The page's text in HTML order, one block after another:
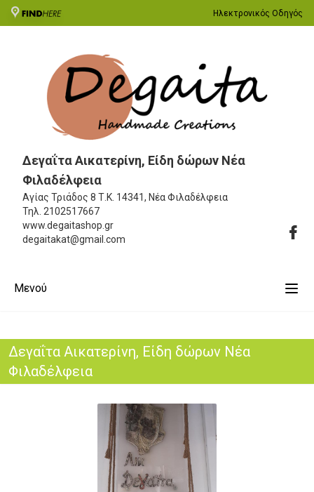
Ηλεκτρονικός Οδηγός
Δεγαΐτα Αικατερίνη, Είδη δώρων Νέα
Φιλαδέλφεια
Αγίας Τριάδος 8 Τ.Κ. 14341, Νέα Φιλαδέλφεια
Τηλ. 2102517667
www.degaitashop.gr
degaitakat@gmail.com
Μενού
Δεγαΐτα Αικατερίνη, Είδη δώρων Νέα
Φιλαδέλφεια